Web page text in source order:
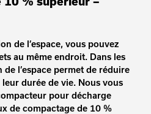
de l’espace, vous pouvez
au même endroit. Dans les
l’espace permet de réduire
leur durée de vie. Nous vous
pour décharge
de compactage de 10 %